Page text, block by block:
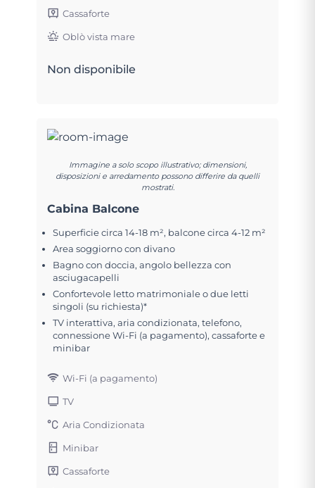
Cassaforte
Oblò vista mare
Non disponibile
Immagine a solo scopo illustrativo; dimensioni,
disposizioni e arredamento possono differire da quelli
mostrati.
Cabina Balcone
Superficie circa 14-18 m², balcone circa 4-12 m²
Area soggiorno con divano
Bagno con doccia, angolo bellezza con
asciugacapelli
Confortevole letto matrimoniale o due letti
singoli (su richiesta)*
TV interattiva, aria condizionata, telefono,
connessione Wi-Fi (a pagamento), cassaforte e
minibar
Wi-Fi (a pagamento)
TV
Aria Condizionata
Minibar
Cassaforte